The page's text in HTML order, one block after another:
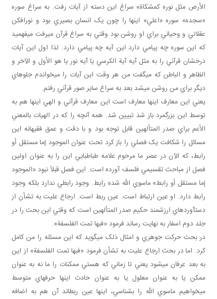
الأرض مثل نوره کمشکاة» سراغ اين دسته از آيات رفت. به سراغ سوره
«سجده» سوره «اعلي» اينها را چون يک انسان بصيري بود و نورافکن
عقلاني و وحياني براي او روشن بود وقتي به سراغ قرآن مي‎رفت مي‎فهميد
که اين سوره چه پيامي دارد اين آيه چه پيامي دارد. لذا اول اين آيات
درخشان قرآني را به مثل آيه آية الکرسي يا آيه نور يا هو الأول و الآخر و
الظاهر و الباطن که مي‎گفت من هر وقت اين آيات را مي‎خواندم جلوه‎اي
ديگر براي من روشن مي‎شد بعد به سراغ ساير صور قرآني رفتم.
يعني اين معارف اينها معارف است اين معارف قرآني و الهي اينها هم به
توسط اين بزرگمرد باز شد تبيين شد. همه آنچه را که در الهيات بالمعني
الأعم براي صدر المتألهين قابل توجه بود و با دقت و عمق فقيهانه اين
مسائل را شکافت يک فصلي را باز کرد تحت عنوان الموجود إما مستقل أو
رابط، که الآن در عصر ما مرحوم علامه طباطبايي اين را به عنوان اولين
فصل از مباحث تقسيمي فلسف آورده است. اين فصل قبلاً نبود «الموجود
إما مستقل أو رابط» ماسوي الله شده رابط. وجود رابطي ندارد بلکه وجود
رابط دارد. او عين ارتباط است. عين ربط است. ارجاع عليت به تشأن از
دست‎آوردهاي ارزشمند حکيم صدر المتألهين است که وقتي اين بحث را در
جلد دوم اسفار به نهايت رساند فرمود «فبها تمت الفلسفة».
در بحث حرکت جوهري و امثال ذلک مي‎گويد که اين مسئله را من کامل
کرد. اما در بحث ارجاع عليت به تشأن فرمود «فبها تمت الفلسفة» از اين
به بعد عرفان مي‎شود يعني تا زماني که هستي ممکنات را ما نه به عنوان
ممکن يا به عنوان معلول يا به عنوان حادث اينها حرف‎هاي متوسط
مي‎خواهيم ماسوي الله را بشناسي، اينها عين ربط‎اند آن هم به اضافه